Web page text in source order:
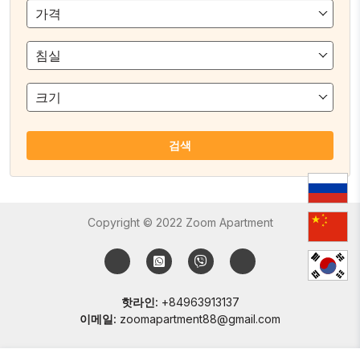
가격
침실
크기
검색
Copyright © 2022 Zoom Apartment
핫라인: +84963913137
이메일: zoomapartment88@gmail.com